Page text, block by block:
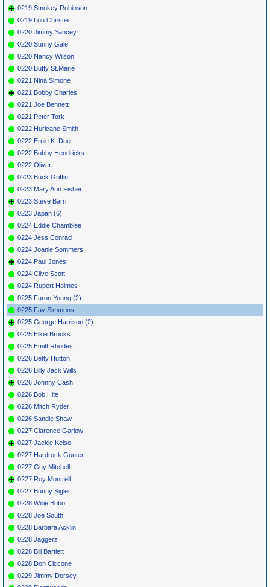
0219 Smokey Robinson
0219 Lou Christie
0220 Jimmy Yancey
0220 Sunny Gale
0220 Nancy Wilson
0220 Buffy St.Marie
0221 Nina Simone
0221 Bobby Charles
0221 Joe Bennett
0221 Peter Tork
0222 Huricane Smith
0222 Ernie K. Doe
0222 Bobby Hendricks
0222 Oliver
0223 Buck Griffin
0223 Mary Ann Fisher
0223 Steve Barri
0223 Japan (6)
0224 Eddie Chamblee
0224 Jess Conrad
0224 Joanie Sommers
0224 Paul Jones
0224 Clive Scott
0224 Rupert Holmes
0225 Faron Young (2)
0225 Fay Simmons
0225 George Harrison (2)
0225 Elkie Brooks
0225 Emitt Rhodes
0226 Betty Hutton
0226 Billy Jack Wills
0226 Johnny Cash
0226 Bob Hite
0226 Mitch Ryder
0226 Sandie Shaw
0227 Clarence Garlow
0227 Jackie Kelso
0227 Hardrock Gunter
0227 Guy Mitchell
0227 Roy Montrell
0227 Bunny Sigler
0228 Willie Bobo
0228 Joe South
0228 Barbara Acklin
0228 Jaggerz
0228 Bill Bartlett
0228 Don Ciccone
0229 Jimmy Dorsey